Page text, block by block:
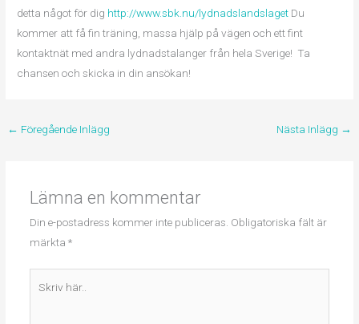
detta något för dig http://www.sbk.nu/lydnadslandslaget Du
kommer att få fin träning, massa hjälp på vägen och ett fint
kontaktnät med andra lydnadstalanger från hela Sverige! Ta
chansen och skicka in din ansökan!
← Föregående Inlägg Nästa Inlägg →
Lämna en kommentar
Din e-postadress kommer inte publiceras. Obligatoriska fält är
märkta *